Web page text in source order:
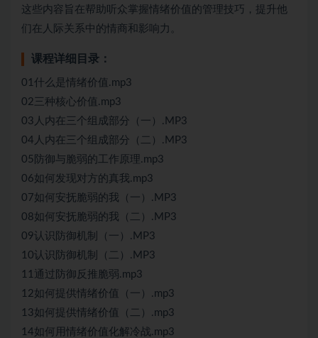
这些内容旨在帮助听众掌握情绪价值的管理技巧，提升他
们在人际关系中的情商和影响力。
课程详细目录：
01什么是情绪价值.mp3
02三种核心价值.mp3
03人内在三个组成部分（一）.MP3
04人内在三个组成部分（二）.MP3
05防御与脆弱的工作原理.mp3
06如何发现对方的真我.mp3
07如何安抚脆弱的我（一）.MP3
08如何安抚脆弱的我（二）.MP3
09认识防御机制（一）.MP3
10认识防御机制（二）.MP3
11通过防御反推脆弱.mp3
12如何提供情绪价值（一）.mp3
13如何提供情绪价值（二）.mp3
14如何用情绪价值化解冷战.mp3